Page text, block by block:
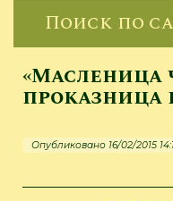
Поиск по
«Масленица
проказница
Опубликовано 16/02/2015